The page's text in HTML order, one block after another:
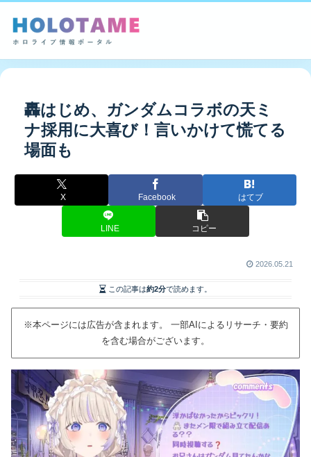
轟はじめ、ガンダムコラボの天ミ
ナ採用に大喜び！言いかけて慌てる
場面も
X Facebook はてブ
LINE コピー
2026.05.21
この記事は約2分で読めます。
※本ページには広告が含まれます。 一部AIによるリサーチ・要約
を含む場合がございます。